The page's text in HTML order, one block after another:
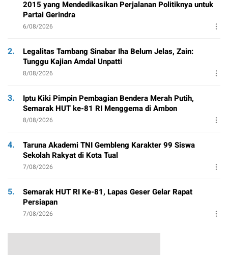
2015 yang Mendedikasikan Perjalanan Politiknya untuk
Partai Gerindra
6/08/2026
2.
Legalitas Tambang Sinabar Iha Belum Jelas, Zain:
Tunggu Kajian Amdal Unpatti
8/08/2026
3.
Iptu Kiki Pimpin Pembagian Bendera Merah Putih,
Semarak HUT ke-81 RI Menggema di Ambon
8/08/2026
4.
Taruna Akademi TNI Gembleng Karakter 99 Siswa
Sekolah Rakyat di Kota Tual
7/08/2026
5.
Semarak HUT RI Ke-81, Lapas Geser Gelar Rapat
Persiapan
7/08/2026